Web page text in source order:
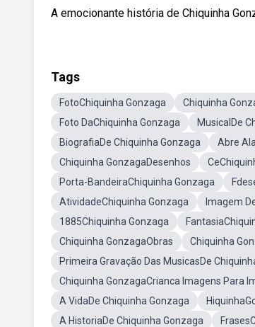
A emocionante história de Chiquinha
Tags
FotoChiquinha Gonzaga Chiquinha
Foto DaChiquinha Gonzaga
MusicalDe
BiografiaDe Chiquinha Gonzaga
Abre
Chiquinha GonzagaDesenhos
Porta-BandeiraChiquinha Gonzaga
AtividadeChiquinha Gonzaga
Imagem
1885Chiquinha Gonzaga
Chiquinha GonzagaObras
Chiquinha
Primeira Gravação Das MusicasDe
Chiquinha GonzagaCrianca Imagens Para
A VidaDe Chiquinha Gonzaga
A HistoriaDe Chiquinha Gonzaga